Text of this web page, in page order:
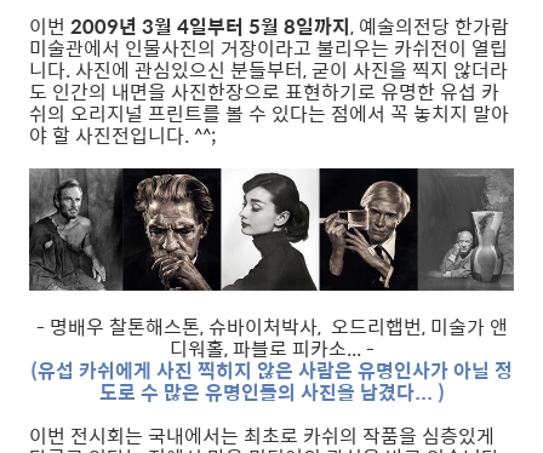
이번 2009년 3월 4일부터 5월 8일까지, 예술의전당 한가람
미술관에서 인물사진의 거장이라고 불리우는 카쉬전이 열립
니다. 사진에 관심있으신 분들부터, 굳이 사진을 찍지 않더라
도 인간의 내면을 사진한장으로 표현하기로 유명한 유섭 카
쉬의 오리지널 프린트를 볼 수 있다는 점에서 꼭 놓치지 말아
야 할 사진전입니다. ^^;
- 명배우 찰톤해스톤, 슈바이처박사, 오드리햅번, 미술가 앤
디워홀, 파블로 피카소... -
(유섭 카쉬에게 사진 찍히지 않은 사람은 유명인사가 아닐 정
도로 수 많은 유명인들의 사진을 남겼다... )
이번 전시회는 국내에서는 최초로 카쉬의 작품을 심층있게